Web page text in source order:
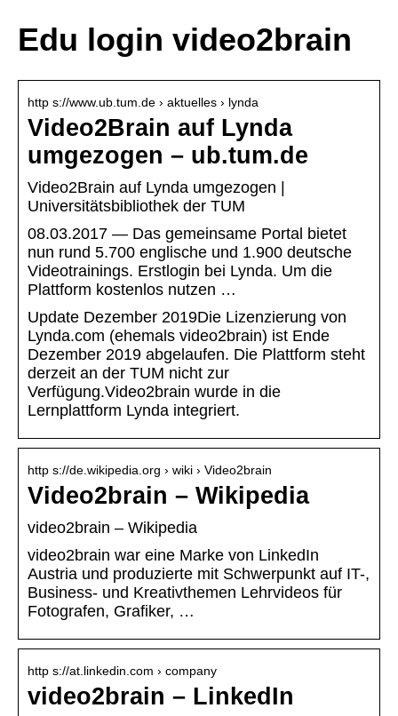
Edu login video2brain
http s://www.ub.tum.de › aktuelles › lynda
Video2Brain auf Lynda
umgezogen – ub.tum.de
Video2Brain auf Lynda umgezogen |
Universitätsbibliothek der TUM
08.03.2017 — Das gemeinsame Portal bietet
nun rund 5.700 englische und 1.900 deutsche
Videotrainings. Erstlogin bei Lynda. Um die
Plattform kostenlos nutzen …
Update Dezember 2019Die Lizenzierung von
Lynda.com (ehemals video2brain) ist Ende
Dezember 2019 abgelaufen. Die Plattform steht
derzeit an der TUM nicht zur
Verfügung.Video2brain wurde in die
Lernplattform Lynda integriert.
http s://de.wikipedia.org › wiki › Video2brain
Video2brain – Wikipedia
video2brain – Wikipedia
video2brain war eine Marke von LinkedIn
Austria und produzierte mit Schwerpunkt auf IT-,
Business- und Kreativthemen Lehrvideos für
Fotografen, Grafiker, …
http s://at.linkedin.com › company
video2brain – LinkedIn